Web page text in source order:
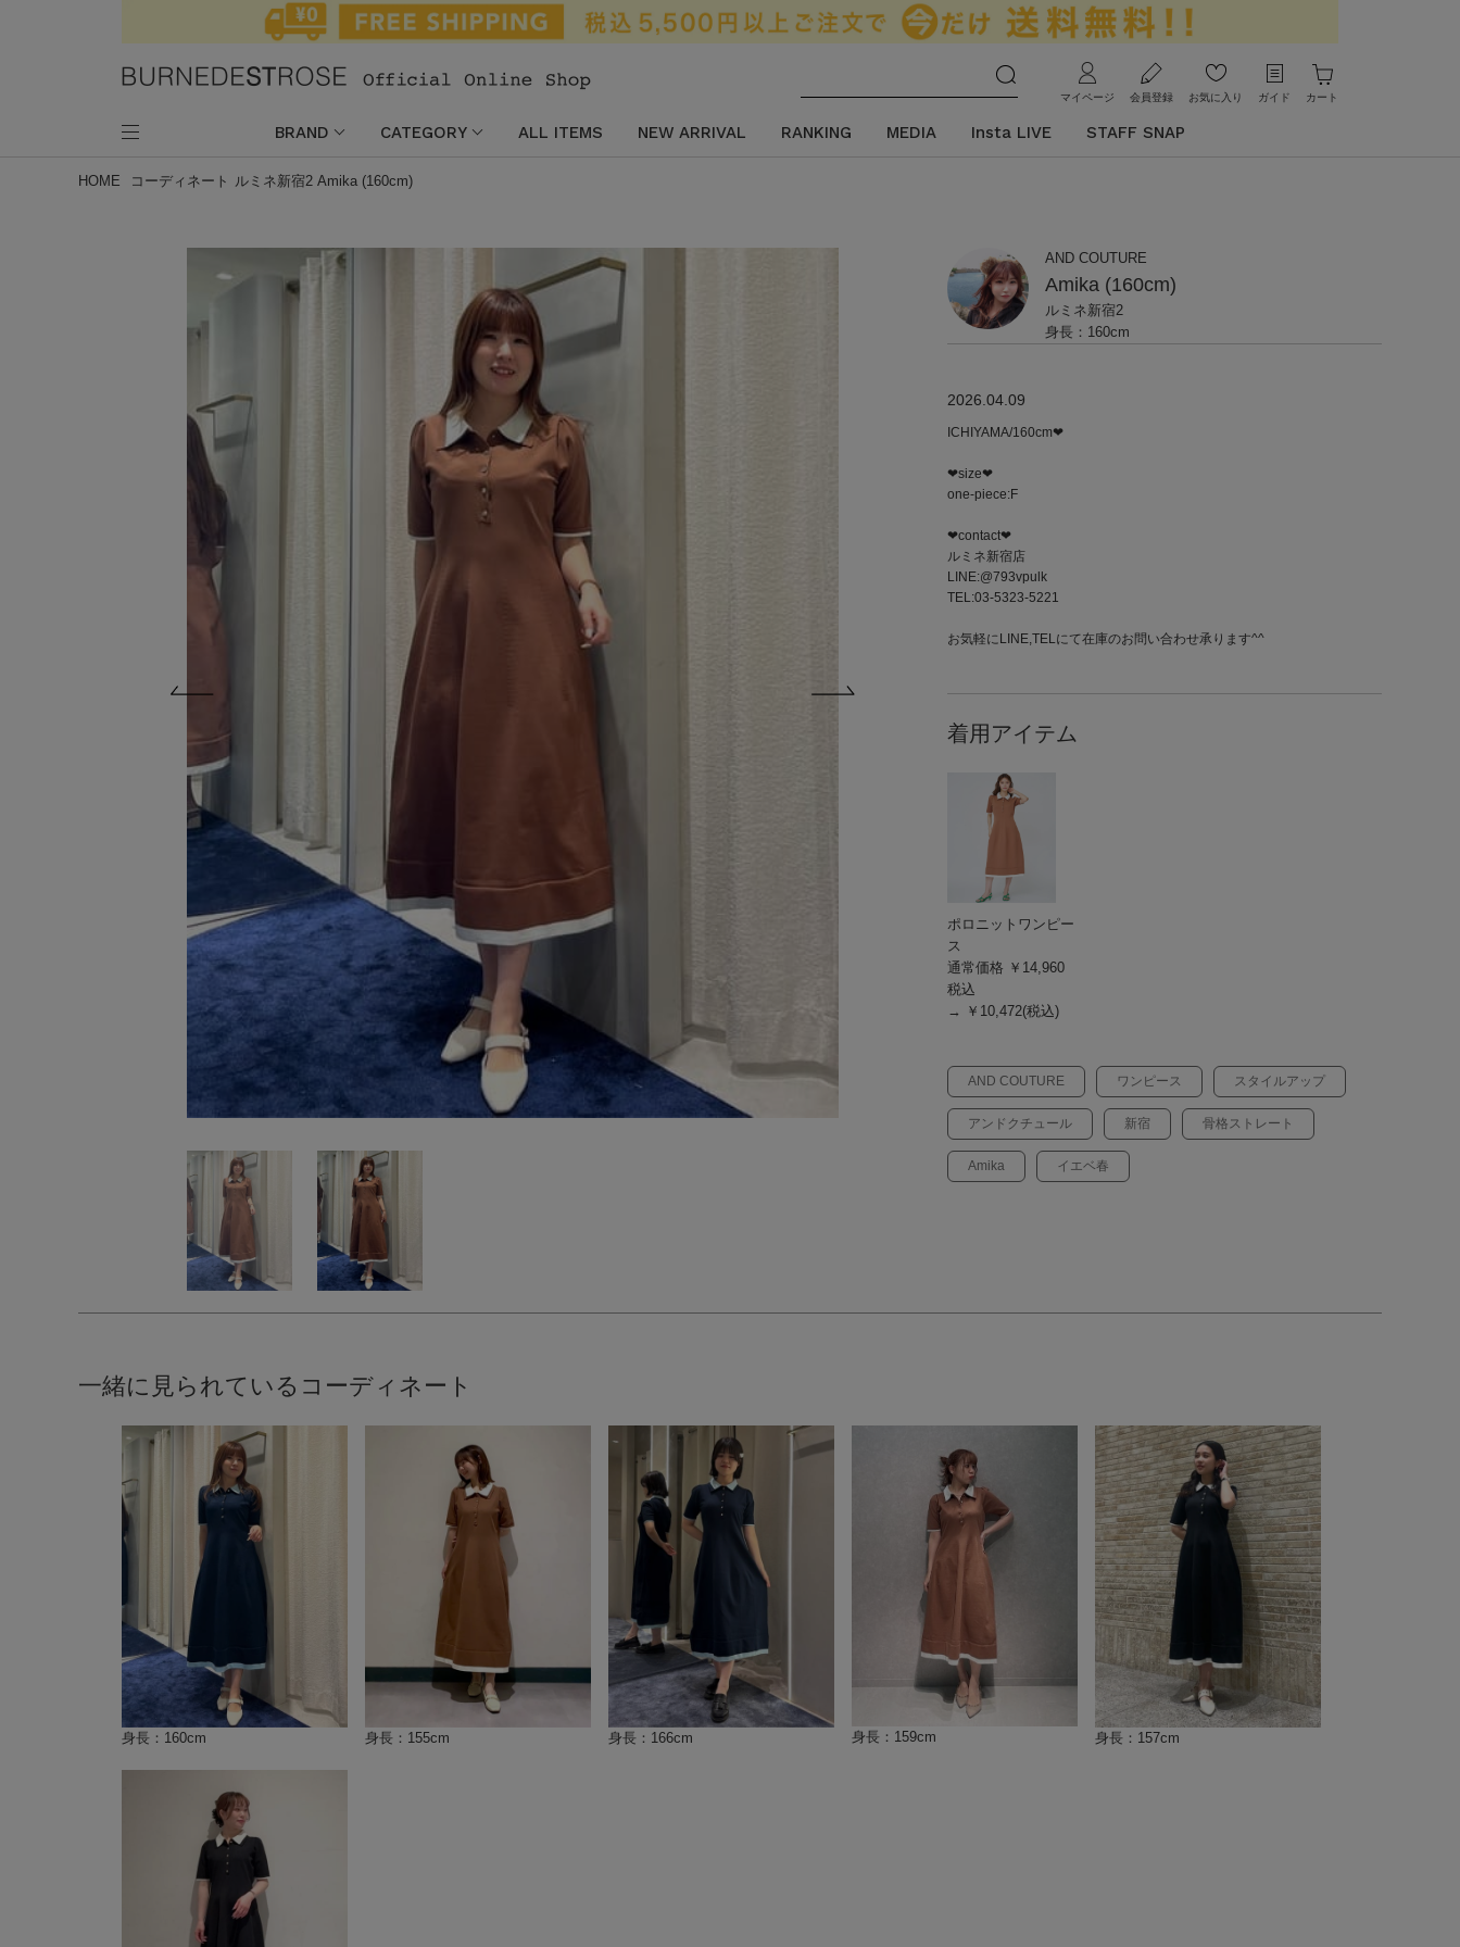
マイページ 会員登録 お気に入り ガイド カート
BRAND CATEGORY ALL ITEMS NEW ARRIVAL RANKING MEDIA Insta LIVE STAFF SNAP
HOME コーディネート ルミネ新宿2 Amika (160cm)
2026.04.09
AND COUTURE
ルミネ新宿2
Amika (160cm)
身長：160cm
︎ICHIYAMA/160cm❤︎
❤︎size❤︎
one-piece:F
❤︎contact❤︎
ルミネ新宿店
LINE:@793vpulk
TEL:03-5323-5221
お気軽にLINE,TELにて在庫のお問い合わせ承ります^^
AND COUTURE ワンピース スタイルアップ
アンドクチュール 新宿 骨格ストレート
Amika イエベ春
着用アイテム
ポロニットワンピー
ス
通常価格 ￥14,960
税込
→ ￥10,472(税込)
一緒に見られているコーディネート
身長：160cm 身長：155cm 身長：166cm 身長：159cm 身長：157cm